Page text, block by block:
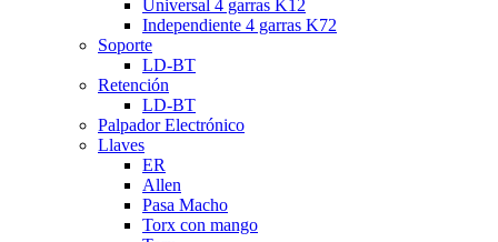
Universal 4 garras K12
Independiente 4 garras K72
Soporte
LD-BT
Retención
LD-BT
Palpador Electrónico
Llaves
ER
Allen
Pasa Macho
Torx con mango